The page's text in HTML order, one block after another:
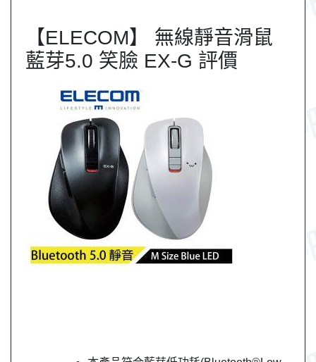
【ELECOM】 無線靜音滑鼠
藍芽5.0 笑臉 EX-G 評價